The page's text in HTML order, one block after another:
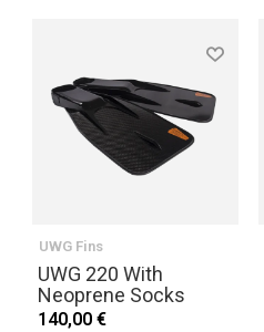
UWG Fins
UWG 220 With
Neoprene Socks
140,00 €